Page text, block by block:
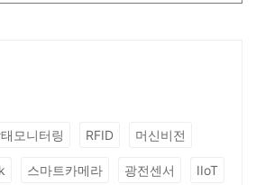
모니터링 RFID 머신비전
스마트카메라 광전센서 IIoT